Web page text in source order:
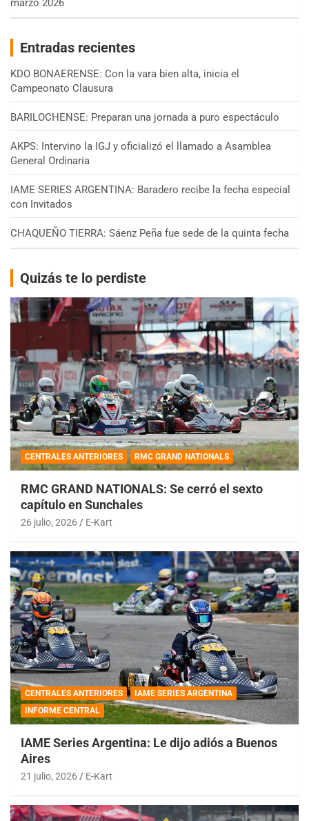
marzo 2026
Entradas recientes
KDO BONAERENSE: Con la vara bien alta, inicia el
Campeonato Clausura
BARILOCHENSE: Preparan una jornada a puro espectáculo
AKPS: Intervino la IGJ y oficializó el llamado a Asamblea
General Ordinaria
IAME SERIES ARGENTINA: Baradero recibe la fecha especial
con Invitados
CHAQUEÑO TIERRA: Sáenz Peña fue sede de la quinta fecha
Quizás te lo perdiste
CENTRALES ANTERIORES RMC GRAND NATIONALS
RMC GRAND NATIONALS: Se cerró el sexto
capítulo en Sunchales
26 julio, 2026 E-Kart
CENTRALES ANTERIORES
IAME SERIES ARGENTINA
INFORME CENTRAL
IAME Series Argentina: Le dijo adiós a Buenos
Aires
21 julio, 2026 E-Kart